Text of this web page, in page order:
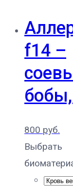
f14 –
800 руб.
Выбрать